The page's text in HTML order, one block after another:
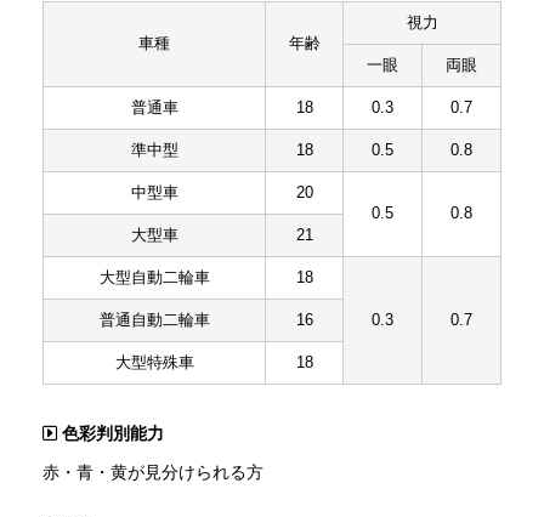
車種 年齢
視力
一眼 両眼
普通車 18 0.3 0.7
準中型 18 0.5 0.8
中型車
20
0.5
0.8
大型車
21
大型自動二輪車 18
0.3 0.7
普通自動二輪車 16
大型特殊車 18
色彩判別能力
赤・青・黄が見分けられる方